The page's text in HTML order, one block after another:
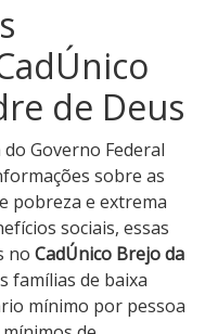
de Deus
Governo Federal
sobre as
pobreza e extrema
sociais, essas
no CadÚnico Brejo da
famílias de baixa
mínimo por pessoa